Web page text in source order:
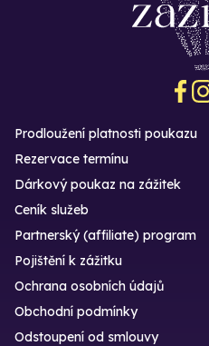
Prodloužení platnosti poukazu
Rezervace termínu
Dárkový poukaz na zážitek
Ceník služeb
Partnerský (affiliate) program
Pojištění k zážitku
Ochrana osobních údajů
Obchodní podmínky
Odstoupení od smlouvy